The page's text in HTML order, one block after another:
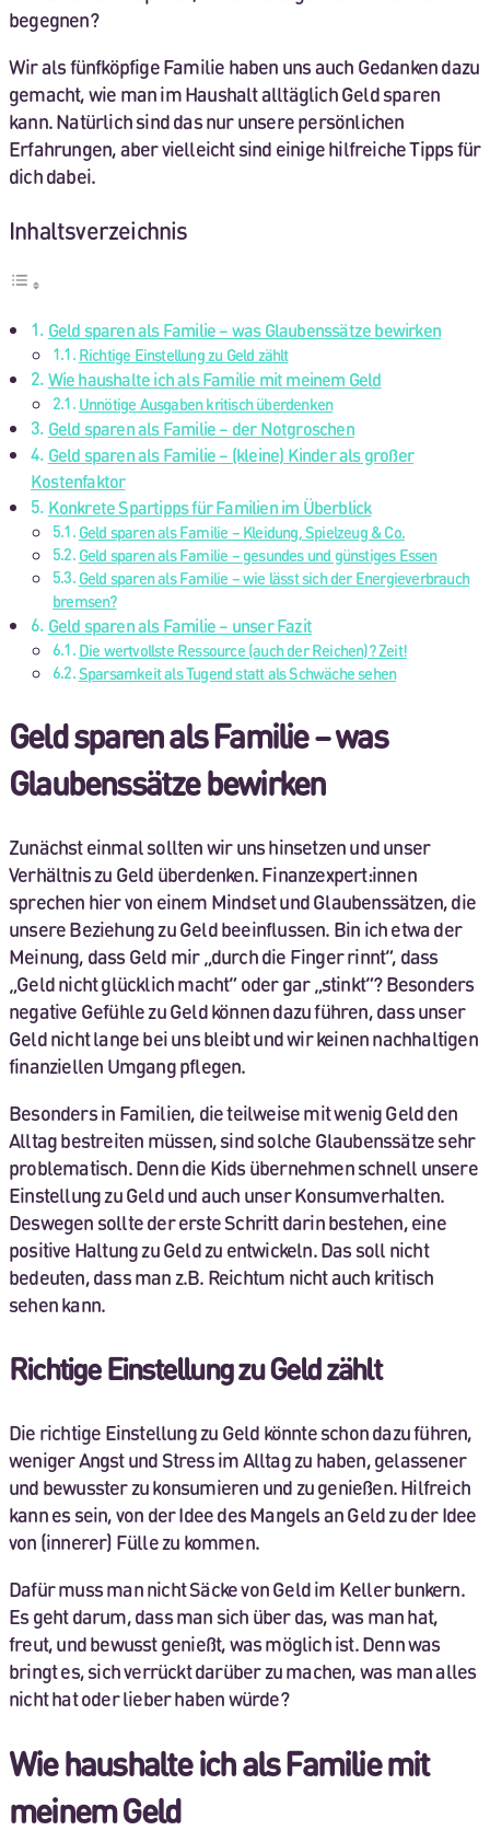
begegnen?
Wir als fünfköpfige Familie haben uns auch Gedanken dazu
gemacht, wie man im Haushalt alltäglich Geld sparen
kann. Natürlich sind das nur unsere persönlichen
Erfahrungen, aber vielleicht sind einige hilfreiche Tipps für
dich dabei.
Inhaltsverzeichnis
Geld sparen als Familie – was Glaubenssätze bewirken
Richtige Einstellung zu Geld zählt
Wie haushalte ich als Familie mit meinem Geld
Unnötige Ausgaben kritisch überdenken
Geld sparen als Familie – der Notgroschen
Geld sparen als Familie – (kleine) Kinder als großer
Kostenfaktor
Konkrete Spartipps für Familien im Überblick
Geld sparen als Familie – Kleidung, Spielzeug & Co.
Geld sparen als Familie – gesundes und günstiges Essen
Geld sparen als Familie – wie lässt sich der Energieverbrauch
bremsen?
Geld sparen als Familie – unser Fazit
Die wertvollste Ressource (auch der Reichen)? Zeit!
Sparsamkeit als Tugend statt als Schwäche sehen
Geld sparen als Familie – was
Glaubenssätze bewirken
Zunächst einmal sollten wir uns hinsetzen und unser
Verhältnis zu Geld überdenken. Finanzexpert:innen
sprechen hier von einem Mindset und Glaubenssätzen, die
unsere Beziehung zu Geld beeinflussen. Bin ich etwa der
Meinung, dass Geld mir „durch die Finger rinnt“, dass
„Geld nicht glücklich macht“ oder gar „stinkt“? Besonders
negative Gefühle zu Geld können dazu führen, dass unser
Geld nicht lange bei uns bleibt und wir keinen nachhaltigen
finanziellen Umgang pflegen.
Besonders in Familien, die teilweise mit wenig Geld den
Alltag bestreiten müssen, sind solche Glaubenssätze sehr
problematisch. Denn die Kids übernehmen schnell unsere
Einstellung zu Geld und auch unser Konsumverhalten.
Deswegen sollte der erste Schritt darin bestehen, eine
positive Haltung zu Geld zu entwickeln. Das soll nicht
bedeuten, dass man z.B. Reichtum nicht auch kritisch
sehen kann.
Richtige Einstellung zu Geld zählt
Die richtige Einstellung zu Geld könnte schon dazu führen,
weniger Angst und Stress im Alltag zu haben, gelassener
und bewusster zu konsumieren und zu genießen. Hilfreich
kann es sein, von der Idee des Mangels an Geld zu der Idee
von (innerer) Fülle zu kommen.
Dafür muss man nicht Säcke von Geld im Keller bunkern.
Es geht darum, dass man sich über das, was man hat,
freut, und bewusst genießt, was möglich ist. Denn was
bringt es, sich verrückt darüber zu machen, was man alles
nicht hat oder lieber haben würde?
Wie haushalte ich als Familie mit
meinem Geld